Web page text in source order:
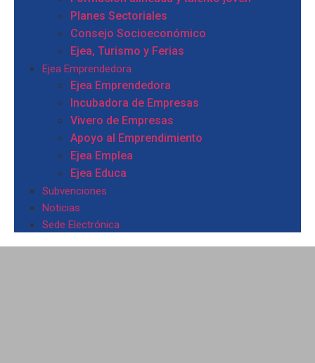
Planes Sectoriales
Consejo Socioeconómico
Ejea, Turismo y Ferias
Ejea Emprendedora
Ejea Emprendedora
Incubadora de Empresas
Vivero de Empresas
Apoyo al Emprendimiento
Ejea Emplea
Ejea Educa
Subvenciones
Noticias
Sede Electrónica